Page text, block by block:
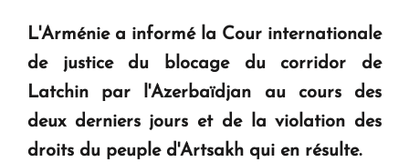
KASA : 30 ans d'audace, de résilience et d'avenir
en Arménie
Le premier hôtel Hyatt Regency d'Arménie
L'Arménie a informé la Cour internationale
de justice du blocage du corridor de
Latchin par l'Azerbaïdjan au cours des
deux derniers jours et de la violation des
droits du peuple d'Artsakh qui en résulte.